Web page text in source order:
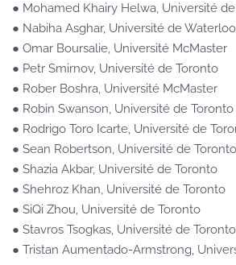
● Mohamed Khairy Helwa, Université
● Nabiha Asghar, Université de Waterloo
● Omar Boursalie, Université McMaster
● Petr Smirnov, Université de Toronto
● Rober Boshra, Université McMaster
● Robin Swanson, Université de Toronto
● Rodrigo Toro Icarte, Université de
● Sean Robertson, Université de Toronto
● Shazia Akbar, Université de Toronto
● Shehroz Khan, Université de Toronto
● SiQi Zhou, Université de Toronto
● Stavros Tsogkas, Université de Toronto
● Tristan Aumentado-Armstrong,